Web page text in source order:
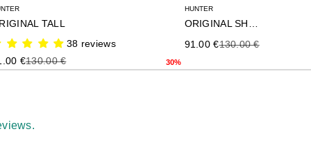
TALL
38 reviews
de oferta
€Precio anterior
130.00 € 30%
HUNTER
Precio de oferta
91.00 €Precio anterior
130.00 €